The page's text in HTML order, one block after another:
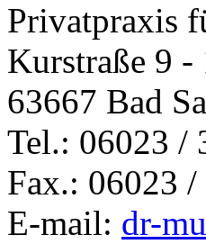
Privatpraxis
Kurstraße 9 -
63667 Bad
Tel.: 06023 /
Fax.: 06023
E-mail: dr-